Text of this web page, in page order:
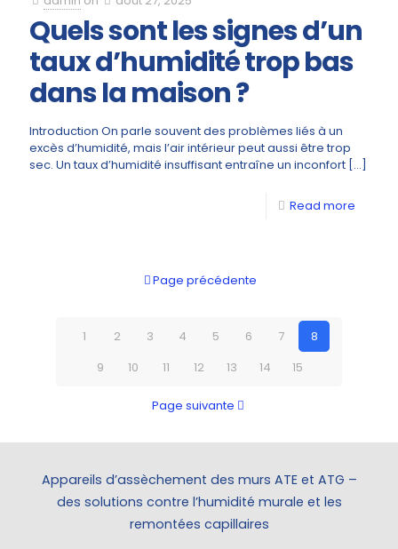
Quels sont les signes d’un
taux d’humidité trop bas
dans la maison ?
Introduction On parle souvent des problèmes liés à un
excès d’humidité, mais l’air intérieur peut aussi être trop
sec. Un taux d’humidité insuffisant entraîne un inconfort […]
Read more
Page précédente
1 2 3 4 5 6 7
8
9
10 11 12 13 14 15
Page suivante
Appareils d’assèchement des murs ATE et ATG –
des solutions contre l’humidité murale et les
remontées capillaires